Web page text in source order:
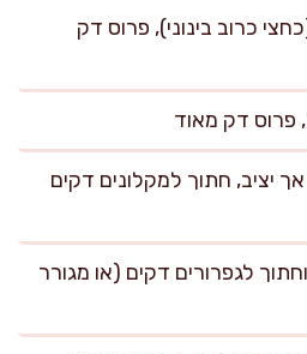
(כחצי כרוב בינוני), פרוס דק
אך יציב, חתוך למקלונים דקים
וחתוך לגפרורים דקים (או מגורר